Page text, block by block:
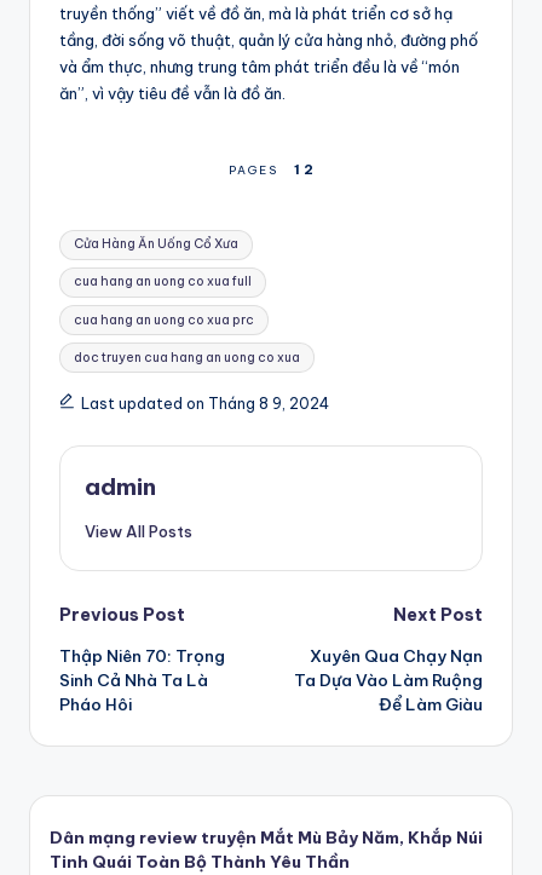
truyền thống” viết về đồ ăn, mà là phát triển cơ sở hạ
tầng, đời sống võ thuật, quản lý cửa hàng nhỏ, đường phố
và ẩm thực, nhưng trung tâm phát triển đều là về “món
ăn”, vì vậy tiêu đề vẫn là đồ ăn.
PAGES 1 2
Tags:
Cửa Hàng Ăn Uống Cổ Xưa
cua hang an uong co xua full
cua hang an uong co xua prc
doc truyen cua hang an uong co xua
Last updated on Tháng 8 9, 2024
admin
View All Posts
Post
navigation
Previous Post
Thập Niên 70: Trọng
Sinh Cả Nhà Ta Là
Pháo Hôi
Next Post
Xuyên Qua Chạy Nạn
Ta Dựa Vào Làm Ruộng
Để Làm Giàu
Dân mạng review truyện Mắt Mù Bảy Năm, Khắp Núi
Tinh Quái Toàn Bộ Thành Yêu Thần